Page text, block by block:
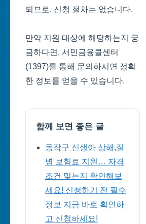
되므로, 신청 절차는 없습니다.
만약 지원 대상에 해당하는지 궁
금하다면, 서민금융콜센터
(1397)를 통해 문의하시면 정확
한 정보를 얻을 수 있습니다.
함께 보면 좋은 글
동작구 신생아 상해,질
병 보험료 지원… 자격
조건 맞는지 확인해보
세요! 신청하기 전 필수
정보 지금 바로 확인하
고 신청하세요!